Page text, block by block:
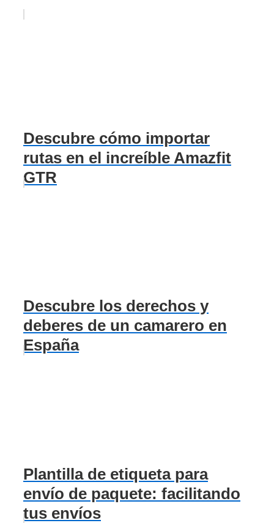
Descubre cómo importar
rutas en el increíble Amazfit
GTR
Descubre los derechos y
deberes de un camarero en
España
Plantilla de etiqueta para
envío de paquete: facilitando
tus envíos